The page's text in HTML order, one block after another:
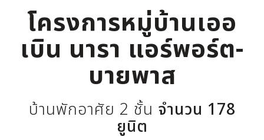
โครงการหมู่บ้านเออ
เบิน นารา แอร์พอร์ต-
บายพาส
บ้านพักอาศัย 2 ชั้น จำนวน 178
ยูนิต